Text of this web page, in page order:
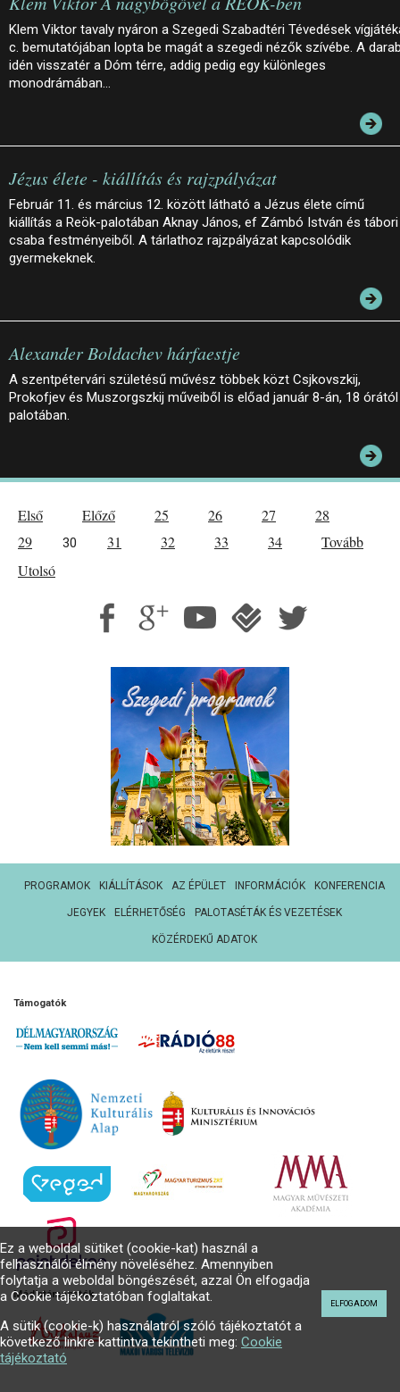
Klem Viktor tavaly nyáron a Szegedi Szabadtéri Tévedések
c. bemutatójában lopta be magát a szegedi nézők szívébe. A
idén visszatér a Dóm térre, addig pedig egy különleges
monodrámában…
Jézus élete - kiállítás és rajzpályázat
Február 11. és március 12. között látható a Jézus élete című
kiállítás a Reök-palotában Aknay János, ef Zámbó István és tábori
csaba festményeiből. A tárlathoz rajzpályázat kapcsolódik
gyermekeknek.
Alexander Boldachev hárfaestje
A szentpétervári születésű művész többek közt Csjkovszkij,
Prokofjev és Muszorgszkij műveiből is előad január 8-án, 18
palotában.
Első Előző 25 26 27
28
29
30 31 32 33 34
Tovább
Utolsó
PROGRAMOK KIÁLLÍTÁSOK AZ ÉPÜLET INFORMÁCIÓK KONFERENCIA
JEGYEK ELÉRHETŐSÉG PALOTASÉTÁK ÉS VEZETÉSEK
KÖZÉRDEKŰ ADATOK
Támogatók
Médiatámogatók
Ez a weboldal sütiket (cookie-kat) használ a
felhasználói élmény növeléséhez. Amennyiben
folytatja a weboldal böngészését, azzal Ön elfogadja
a Cookie tájékoztatóban foglaltakat.
A sütik (cookie-k) használatról szóló tájékoztatót a
következő linkre kattintva tekintheti meg: Cookie
tájékoztató
ELFOGADOM